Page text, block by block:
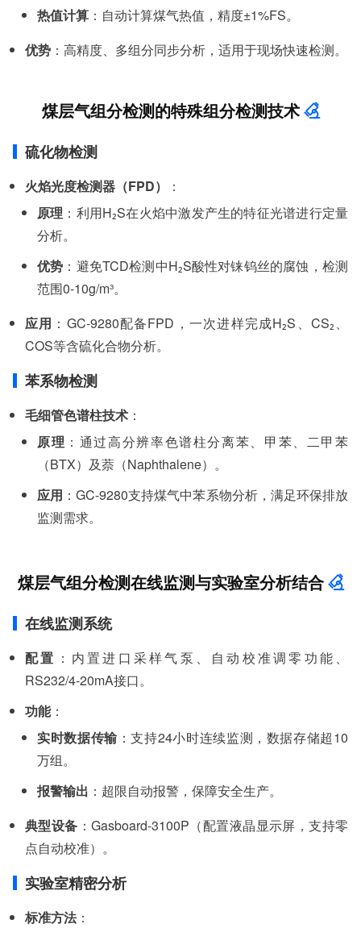
热值计算 ：自动计算煤气热值，精度±1%FS。
优势 ：高精度、多组分同步分析，适用于现场快速检测。
煤层气组分检测的特殊组分检测技术
硫化物检测
火焰光度检测器（FPD）
：
原理 ：利用H₂S在火焰中激发产生的特征光谱进行定量
分析。
优势 ：避免TCD检测中H₂S酸性对铼钨丝的腐蚀，检测
范围0-10g/m³。
应用 ：GC-9280配备FPD，一次进样完成H₂S、CS₂、
COS等含硫化合物分析。
苯系物检测
毛细管色谱柱技术 ：
原理 ：通过高分辨率色谱柱分离苯、甲苯、二甲苯
（BTX）及萘（Naphthalene）。
应用 ：GC-9280支持煤气中苯系物分析，满足环保排放
监测需求。
煤层气组分检测在线监测与实验室分析结合
在线监测系统
配置 ：内置进口采样气泵、自动校准调零功能、
RS232/4-20mA接口。
功能：
实时数据传输：支持24小时连续监测，数据存储超10
万组。
报警输出 ：超限自动报警，保障安全生产。
典型设备 ：Gasboard-3100P（配置液晶显示屏，支持零
点自动校准）。
实验室精密分析
标准方法：